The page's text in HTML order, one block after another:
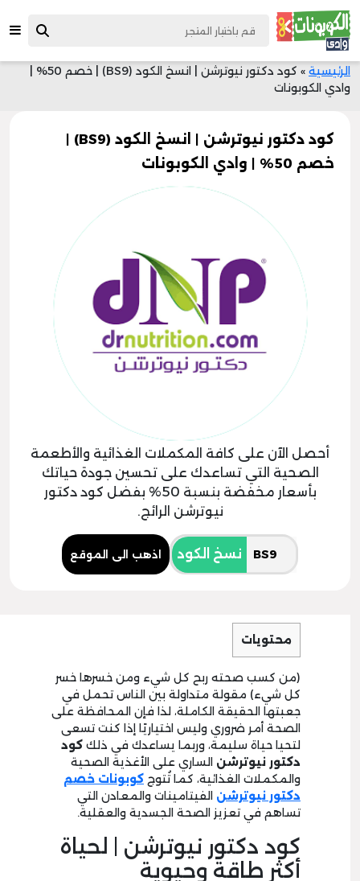
الرئيسية »
كود دكتور نيوترشن | انسخ الكود (BS9) | خصم 50% |
وادي الكوبونات
كود دكتور نيوترشن | انسخ الكود (BS9) |
خصم 50% | وادي الكوبونات
أحصل الآن على كافة المكملات الغذائية والأطعمة
الصحية التي تساعدك على تحسين جودة حياتك
بأسعار مخفضة بنسبة 50% بفضل كود دكتور
نيوترشن الرائج.
نسخ الكود اذهب الى الموقع
محتويات
(من كسب صحته ربح كل شيء ومن خسرها خسر
كل شيء) مقولة متداولة بين الناس تحمل في
جعبتها الحقيقة الكاملة، لذا فإن المحافظة على
الصحة أمر ضروري وليس اختياريًا إذا كنت تسعى
لتحيا حياة سليمة، وربما يساعدك في ذلك كود
دكتور نيوترشن الساري على الأغذية الصحية
والمكملات الغذائية، كما تُتوج كوبونات خصم
دكتور نيوترشن الفيتامينات والمعادن التي
تساهم في تعزيز الصحة الجسدية والعقلية.
كود دكتور نيوترشن | لحياة
أكثر طاقة وحيوية